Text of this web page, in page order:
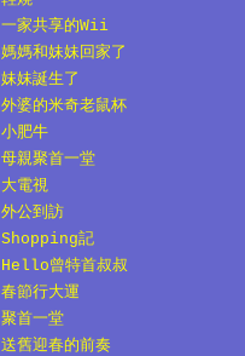
一家共享的Wii
媽媽和妹妹回家了
妹妹誕生了
外婆的米奇老鼠杯
小肥牛
母親聚首一堂
大電視
外公到訪
Shopping記
Hello曾特首叔叔
春節行大運
聚首一堂
送舊迎春的前奏